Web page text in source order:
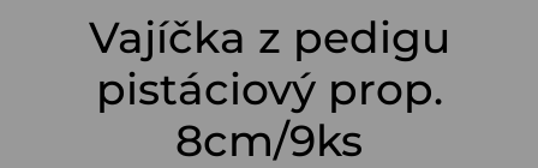
Vajíčka z pedigu
pistáciový prop.
8cm/9ks